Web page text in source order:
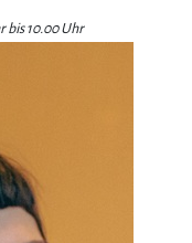
bis 10.00 Uhr